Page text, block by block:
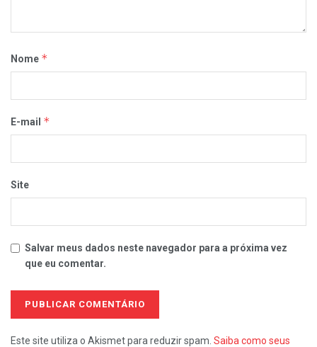
Nome *
E-mail *
Site
Salvar meus dados neste navegador para a próxima vez
que eu comentar.
Este site utiliza o Akismet para reduzir spam. Saiba como seus